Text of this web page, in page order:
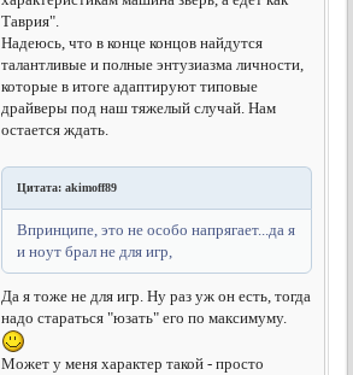
Таврия".
Надеюсь, что в конце концов найдутся
талантливые и полные энтузиазма личности,
которые в итоге адаптируют типовые
драйверы под наш тяжелый случай. Нам
остается ждать.
Цитата: akimoff89
Впринципе, это не особо напрягает...да я
и ноут брал не для игр,
Да я тоже не для игр. Ну раз уж он есть, тогда
надо стараться "юзать" его по максимуму.
Может у меня характер такой - просто